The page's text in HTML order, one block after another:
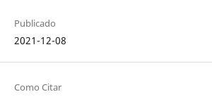
Publicado
2021-12-08
Como Citar